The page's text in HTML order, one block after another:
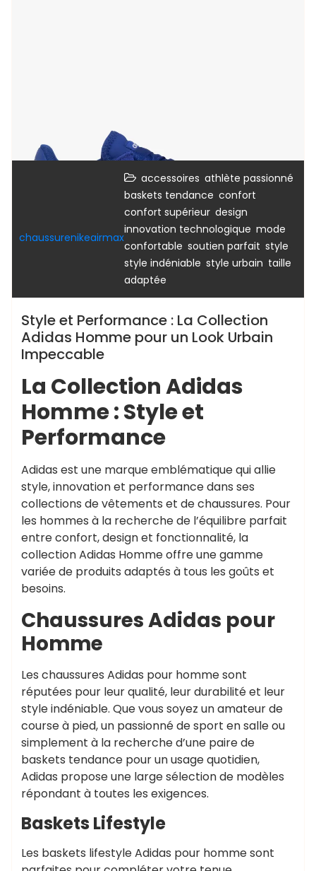
chaussurenikeairmax
accessoires athlète passionné
baskets tendance confort
confort supérieur design
innovation technologique mode
confortable soutien parfait style
style indéniable style urbain taille
adaptée
Style et Performance : La Collection
Adidas Homme pour un Look Urbain
Impeccable
La Collection Adidas
Homme : Style et
Performance
Adidas est une marque emblématique qui allie
style, innovation et performance dans ses
collections de vêtements et de chaussures. Pour
les hommes à la recherche de l’équilibre parfait
entre confort, design et fonctionnalité, la
collection Adidas Homme offre une gamme
variée de produits adaptés à tous les goûts et
besoins.
Chaussures Adidas pour
Homme
Les chaussures Adidas pour homme sont
réputées pour leur qualité, leur durabilité et leur
style indéniable. Que vous soyez un amateur de
course à pied, un passionné de sport en salle ou
simplement à la recherche d’une paire de
baskets tendance pour un usage quotidien,
Adidas propose une large sélection de modèles
répondant à toutes les exigences.
Baskets Lifestyle
Les baskets lifestyle Adidas pour homme sont